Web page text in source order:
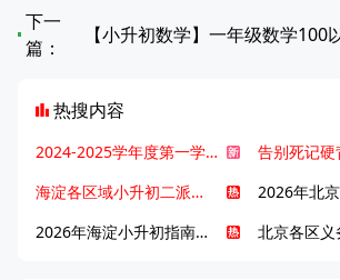
下一
篇：
热搜内容
2024-2025学年度第一学期北京各区期末考试真题试卷汇总
海淀各区域小升初二派全攻略合集！区域一至五志愿填报、升学策略详解
2026年海淀小升初指南，一文了解招生政策要点